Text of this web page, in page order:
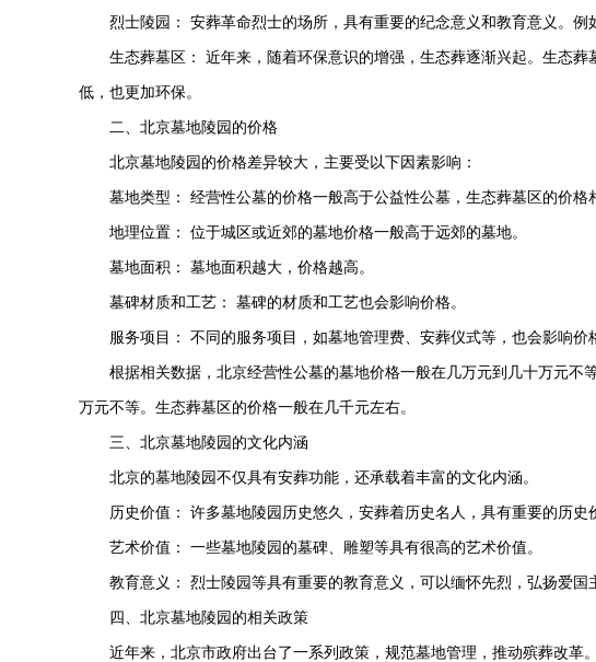
烈士陵园： 安葬革命烈士的场所，具有重要的纪念意义和教育意义。例
生态葬墓区： 近年来，随着环保意识的增强，生态葬逐渐兴起。生态
低，也更加环保。
二、北京墓地陵园的价格
北京墓地陵园的价格差异较大，主要受以下因素影响：
墓地类型： 经营性公墓的价格一般高于公益性公墓，生态葬墓区的价格
地理位置： 位于城区或近郊的墓地价格一般高于远郊的墓地。
墓地面积： 墓地面积越大，价格越高。
墓碑材质和工艺： 墓碑的材质和工艺也会影响价格。
服务项目： 不同的服务项目，如墓地管理费、安葬仪式等，也会影响价
根据相关数据，北京经营性公墓的墓地价格一般在几万元到几十万元
万元不等。生态葬墓区的价格一般在几千元左右。
三、北京墓地陵园的文化内涵
北京的墓地陵园不仅具有安葬功能，还承载着丰富的文化内涵。
历史价值： 许多墓地陵园历史悠久，安葬着历史名人，具有重要的历史
艺术价值： 一些墓地陵园的墓碑、雕塑等具有很高的艺术价值。
教育意义： 烈士陵园等具有重要的教育意义，可以缅怀先烈，弘扬爱国
四、北京墓地陵园的相关政策
近年来，北京市政府出台了一系列政策，规范墓地管理，推动殡葬改革。